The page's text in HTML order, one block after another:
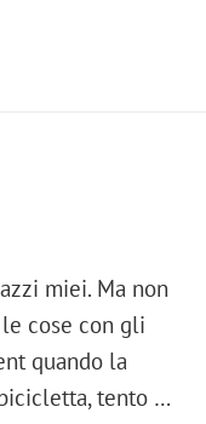
miei. Ma non
cose con gli
quando la
tento …